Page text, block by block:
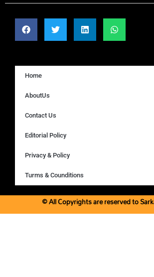
Home
AboutUs
Contact Us
Editorial Policy
Privacy & Policy
Turms & Counditions
© All Copyrights are reserved to